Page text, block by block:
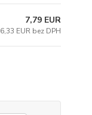
7,79 EUR
6,33 EUR bez DPH